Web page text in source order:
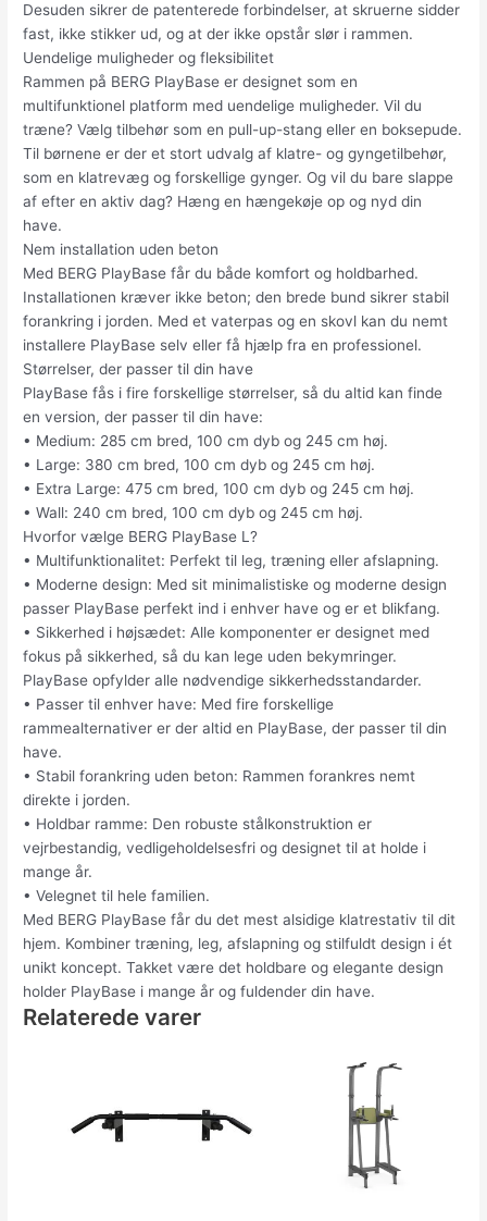
Desuden sikrer de patenterede forbindelser, at skruerne sidder
fast, ikke stikker ud, og at der ikke opstår slør i rammen.
Uendelige muligheder og fleksibilitet
Rammen på BERG PlayBase er designet som en
multifunktionel platform med uendelige muligheder. Vil du
træne? Vælg tilbehør som en pull-up-stang eller en boksepude.
Til børnene er der et stort udvalg af klatre- og gyngetilbehør,
som en klatrevæg og forskellige gynger. Og vil du bare slappe
af efter en aktiv dag? Hæng en hængekøje op og nyd din
have.
Nem installation uden beton
Med BERG PlayBase får du både komfort og holdbarhed.
Installationen kræver ikke beton; den brede bund sikrer stabil
forankring i jorden. Med et vaterpas og en skovl kan du nemt
installere PlayBase selv eller få hjælp fra en professionel.
Størrelser, der passer til din have
PlayBase fås i fire forskellige størrelser, så du altid kan finde
en version, der passer til din have:
• Medium: 285 cm bred, 100 cm dyb og 245 cm høj.
• Large: 380 cm bred, 100 cm dyb og 245 cm høj.
• Extra Large: 475 cm bred, 100 cm dyb og 245 cm høj.
• Wall: 240 cm bred, 100 cm dyb og 245 cm høj.
Hvorfor vælge BERG PlayBase L?
• Multifunktionalitet: Perfekt til leg, træning eller afslapning.
• Moderne design: Med sit minimalistiske og moderne design
passer PlayBase perfekt ind i enhver have og er et blikfang.
• Sikkerhed i højsædet: Alle komponenter er designet med
fokus på sikkerhed, så du kan lege uden bekymringer.
PlayBase opfylder alle nødvendige sikkerhedsstandarder.
• Passer til enhver have: Med fire forskellige
rammealternativer er der altid en PlayBase, der passer til din
have.
• Stabil forankring uden beton: Rammen forankres nemt
direkte i jorden.
• Holdbar ramme: Den robuste stålkonstruktion er
vejrbestandig, vedligeholdelsesfri og designet til at holde i
mange år.
• Velegnet til hele familien.
Med BERG PlayBase får du det mest alsidige klatrestativ til dit
hjem. Kombiner træning, leg, afslapning og stilfuldt design i ét
unikt koncept. Takket være det holdbare og elegante design
holder PlayBase i mange år og fuldender din have.
Relaterede varer